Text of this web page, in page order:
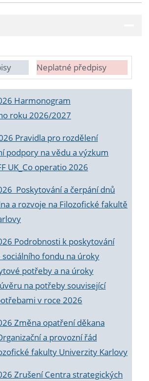
Neplatné předpisy
Harmonogram
roku 2026/2027
Pravidla pro rozdělení
podpory na vědu a výzkum
UK_Co operatio 2026
Poskytování a čerpání dnů
a rozvoje na Filozofické fakultě
Podrobnosti k poskytování
fondu na úroky
potřeby a na úroky
na potřeby související
v roce 2026
Změna opatření děkana
a provozní řád
fakulty Univerzity Karlovy
Zrušení Centra strategických